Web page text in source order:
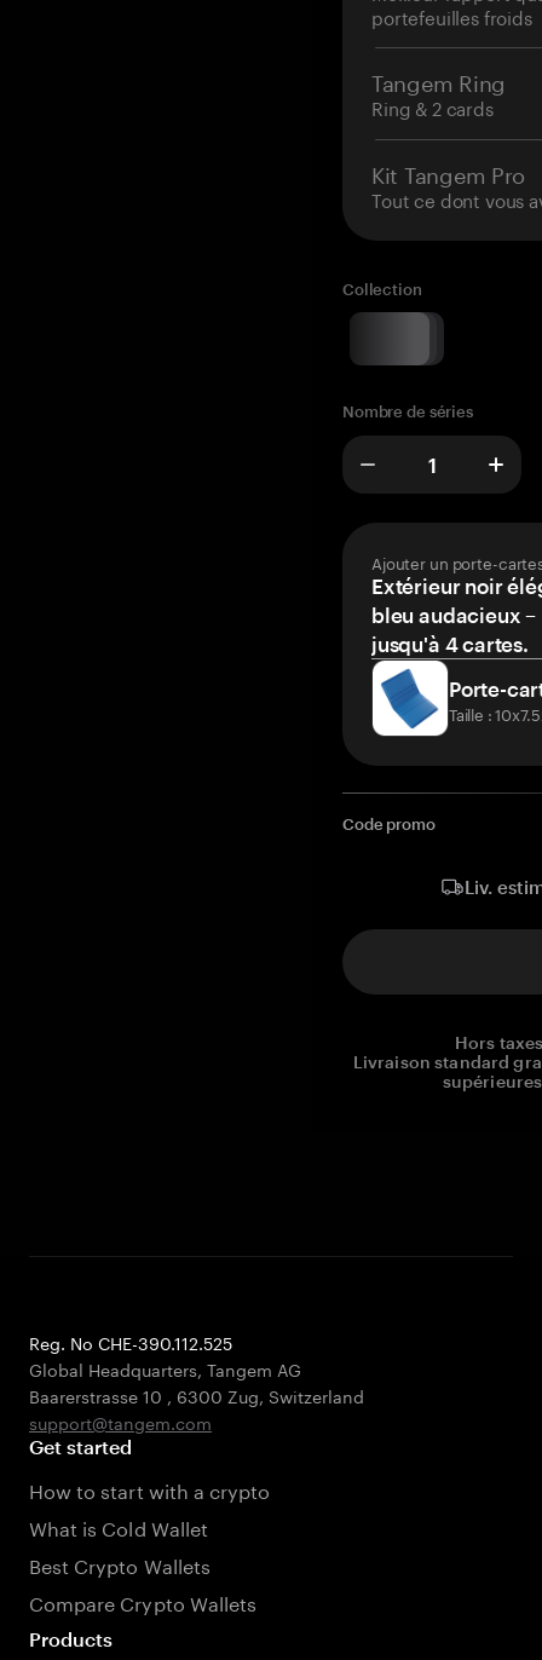
portefeuilles froids
Tangem Ring
Ring & 2 cards
Kit Tangem Pro
Tout ce dont vous
Collection
Nombre de séries
Ajouter un porte-
Extérieur noir
bleu audacieux
jusqu'à 4 cartes.
Porte-
Taille :
Code promo
Liv.
Hors
Livraison standard
Reg. No CHE-390.112.525
Global Headquarters, Tangem AG
Baarerstrasse 10 , 6300 Zug, Switzerland
support@tangem.com
Get started
How to start with a crypto
What is Cold Wallet
Best Crypto Wallets
Compare Crypto Wallets
Products